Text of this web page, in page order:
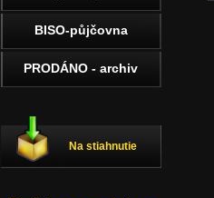
BISO-půjčovna
PRODÁNO - archiv
Na stiahnutie